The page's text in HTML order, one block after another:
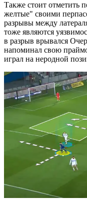
Также стоит отметить
желтые" своими
разрывы между
тоже являются
в разрыв врывался
напоминал свою
играл на неродной